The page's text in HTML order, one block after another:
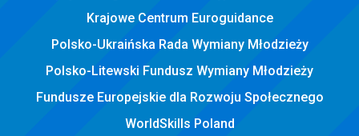
Krajowe Centrum Euroguidance
Polsko-Ukraińska Rada Wymiany Młodzieży
Polsko-Litewski Fundusz Wymiany Młodzieży
Fundusze Europejskie dla Rozwoju Społecznego
WorldSkills Poland